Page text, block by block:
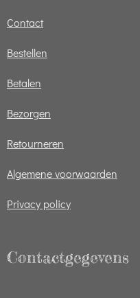
Contact
Bestellen
Betalen
Bezorgen
Retourneren
Algemene voorwaarden
Privacy policy
Contactgegevens